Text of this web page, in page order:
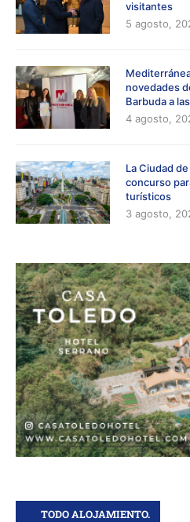
visitantes
5 agosto,
novedades
Barbuda a
4 agosto,
La Ciudad
concurso
turísticos
3 agosto,
TODO ALOJAMIENTO.